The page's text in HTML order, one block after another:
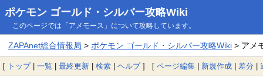
ポケモン ゴールド・シルバー攻略Wiki
このページでは「アメモース」について攻略しています。
ZAPAnet総合情報局 > ポケモン ゴールド・シルバー攻略Wiki> アメ
[ トップ| 一覧 | 最終更新 | 検索 | ヘルプ] [ ページ編集 | 新規作成 | 差分 |